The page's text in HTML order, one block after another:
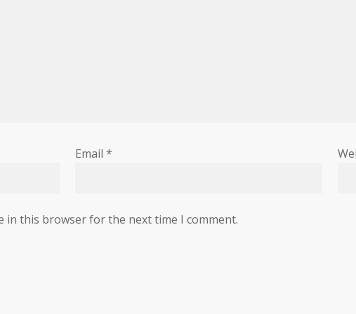
Email *
in this browser for the next time I comment.